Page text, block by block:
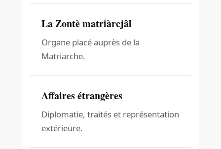
La Zontè matriàrcjâl
Organe placé auprès de la
Matriarche.
Affaires étrangères
Diplomatie, traités et représentation
extérieure.